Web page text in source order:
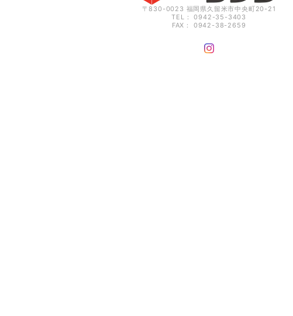
〒830-0023 福岡県久留米市中央町20-21
TEL： 0942-35-3403
FAX： 0942-38-2659